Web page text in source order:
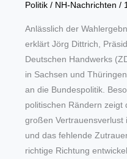
Politik/ NH-Nachrichten /
Anlässlich der
erklärt Jörg Dittrich,
Deutschen Handwerks
in Sachsen und
an die Bundespolitik.
politischen Rändern zeigt
großen Vertrauensverlust
und das fehlende
richtige Richtung